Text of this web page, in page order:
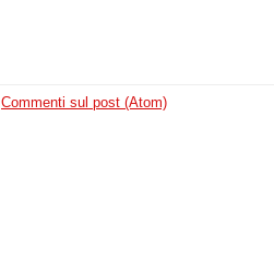
Commenti sul post (Atom)